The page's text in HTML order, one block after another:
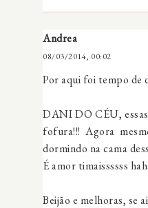
Andrea
08/03/2014, 00:02
Por aqui foi tempo de
DANI DO CÉU,
fofura!!! Agora
dormindo na cama
É amor timaissssss
Beijão e melhoras, se